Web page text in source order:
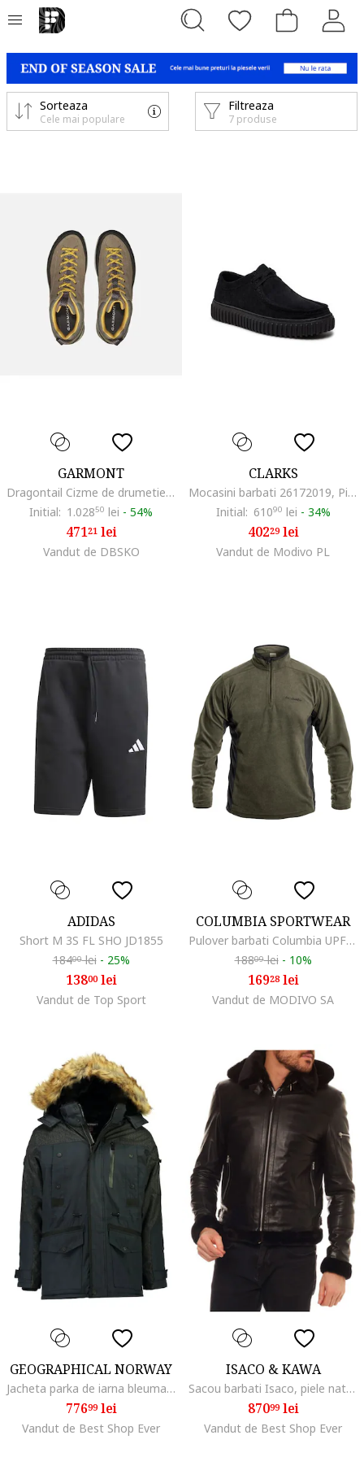
Filtreaza
7 produse
Sorteaza
Cele mai populare
GARMONT
Dragontail Cizme de drumetie GARMONT
Initial: 1.02850 lei - 54%
47121lei
Vandut de DBSKO
CLARKS
Mocasini barbati 26172019, Piele naturala, Negru
Initial: 61090 lei - 34%
40229lei
Vandut de Modivo PL
ADIDAS
Short M 3S FL SHO JD1855
18400lei - 25%
13800lei
Vandut de Top Sport
COLUMBIA SPORTWEAR
Pulover barbati Columbia UPF 50, poliester, Verde
18809lei - 10%
16928lei
Vandut de MODIVO SA
GEOGRAPHICAL NORWAY
Jacheta parka de iarna bleumarin, cu gluga detasabila, 100% poliester, pentru barbati
77699lei
Vandut de Best Shop Ever
ISACO & KAWA
Sacou barbati Isaco, piele naturala, negru, gluga detasabila, buzunare, XL,
87099lei
Vandut de Best Shop Ever